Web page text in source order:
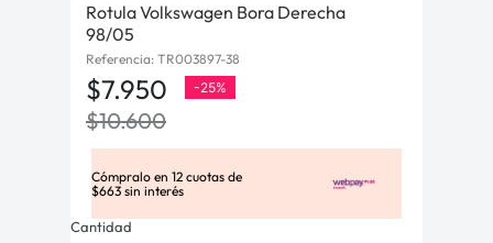
Rotula Volkswagen Bora Derecha
98/05
Referencia: TR003897-38
$7.950 -25%
$10.600
Cómpralo en 12 cuotas de
$663 sin interés
Cantidad